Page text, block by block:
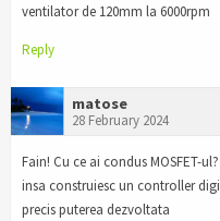
ventilator de 120mm la 6000rpm
Reply
matose
28 February 2024
Fain! Cu ce ai condus MOSFET-
insa construiesc un controller
precis puterea dezvoltata